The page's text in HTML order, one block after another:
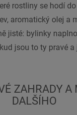
rostliny se hodí
aromatický olej a
jisté: bylinky
jsou to ty pravé
ZAHRADY A
DALŠÍHO